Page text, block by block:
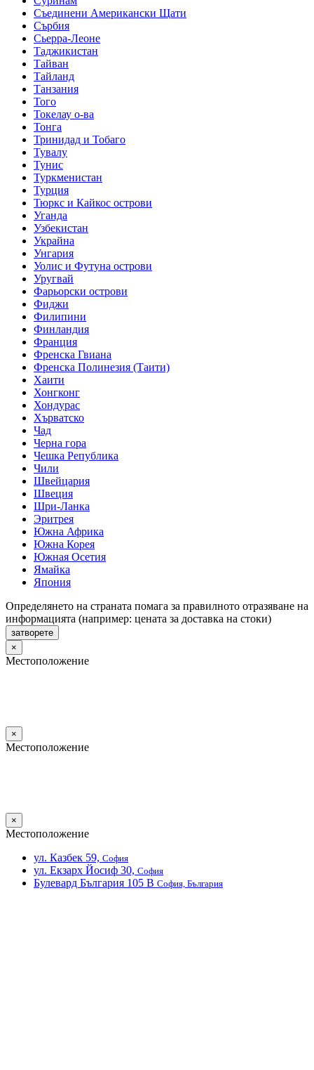
Съединени Американски Щати
Сърбия
Сьерра-Леоне
Таджикистан
Тайван
Тайланд
Танзания
Того
Токелау о-ва
Тонга
Тринидад и Тобаго
Тувалу
Тунис
Туркменистан
Турция
Тюркс и Кайкос острови
Уганда
Узбекистан
Украйна
Унгария
Уолис и Футуна острови
Уругвай
Фарьорски острови
Фиджи
Филипини
Финландия
Франция
Френска Гвиана
Френска Полинезия (Таити)
Хаити
Хонгконг
Хондурас
Хърватско
Чад
Черна гора
Чешка Република
Чили
Швейцария
Швеция
Шри-Ланка
Эритрея
Южна Африка
Южна Корея
Южная Осетия
Ямайка
Япония
Определянето на страната помага за правилното отразяване на
информацията (например: цената за доставка на стоки)
затворете
×
Местоположение
×
Местоположение
×
Местоположение
ул. Казбек 59, София
ул. Екзарх Йосиф 30, София
Булевард България 105 В София, България